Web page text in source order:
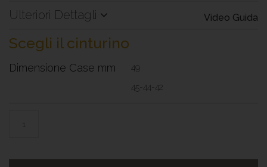
Video Guida
Ulteriori Dettagli
Scegli il cinturino
Dimensione Case mm 49
45-44-42